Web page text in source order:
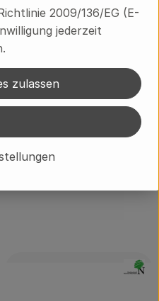
Senf, Mittelscharf, 200 ml
, Herkunft:
Deutschland, Referenzpreis:
14,95 €/ Liter
,
2009/136/EG (E-
jederzeit
zulassen